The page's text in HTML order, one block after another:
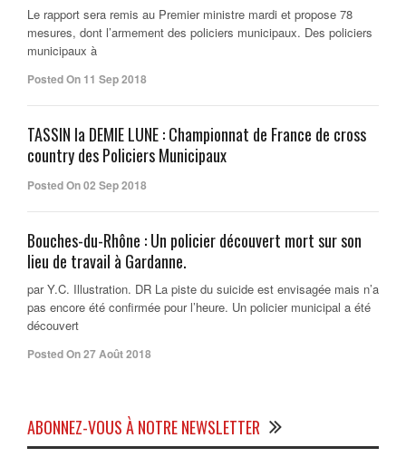
Le rapport sera remis au Premier ministre mardi et propose 78
mesures, dont l’armement des policiers municipaux. Des policiers
municipaux à
Posted On 11 Sep 2018
TASSIN la DEMIE LUNE : Championnat de France de cross
country des Policiers Municipaux
Posted On 02 Sep 2018
Bouches-du-Rhône : Un policier découvert mort sur son
lieu de travail à Gardanne.
par Y.C. Illustration. DR La piste du suicide est envisagée mais n’a
pas encore été confirmée pour l’heure. Un policier municipal a été
découvert
Posted On 27 Août 2018
ABONNEZ-VOUS À NOTRE NEWSLETTER